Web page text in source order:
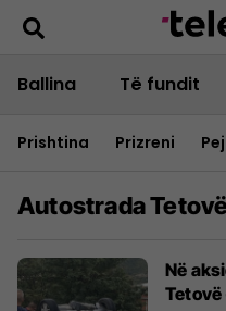
Ballina Të fundit
Prishtina Prizreni
Autostrada
Në